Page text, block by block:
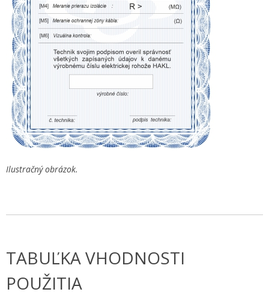
Ilustračný obrázok.
TABUĽKA VHODNOSTI
POUŽITIA